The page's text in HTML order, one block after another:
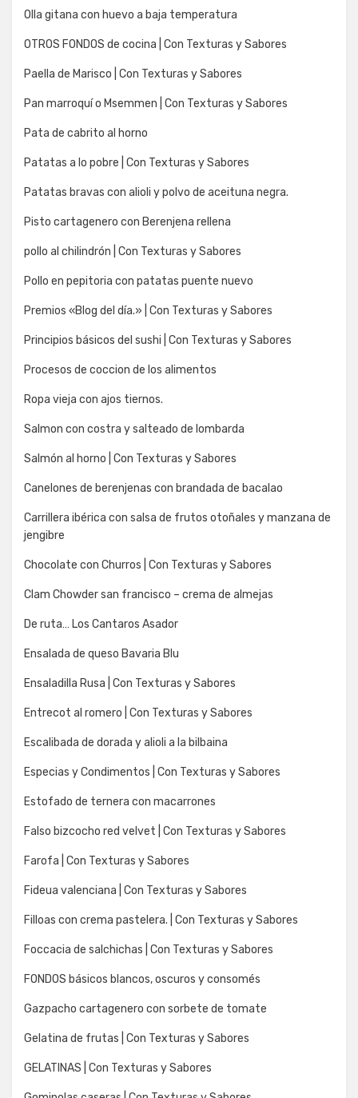
Olla gitana con huevo a baja temperatura
OTROS FONDOS de cocina | Con Texturas y Sabores
Paella de Marisco | Con Texturas y Sabores
Pan marroquí o Msemmen | Con Texturas y Sabores
Pata de cabrito al horno
Patatas a lo pobre | Con Texturas y Sabores
Patatas bravas con alioli y polvo de aceituna negra.
Pisto cartagenero con Berenjena rellena
pollo al chilindrón | Con Texturas y Sabores
Pollo en pepitoria con patatas puente nuevo
Premios «Blog del día.» | Con Texturas y Sabores
Principios básicos del sushi | Con Texturas y Sabores
Procesos de coccion de los alimentos
Ropa vieja con ajos tiernos.
Salmon con costra y salteado de lombarda
Salmón al horno | Con Texturas y Sabores
Canelones de berenjenas con brandada de bacalao
Carrillera ibérica con salsa de frutos otoñales y manzana de
jengibre
Chocolate con Churros | Con Texturas y Sabores
Clam Chowder san francisco – crema de almejas
De ruta… Los Cantaros Asador
Ensalada de queso Bavaria Blu
Ensaladilla Rusa | Con Texturas y Sabores
Entrecot al romero | Con Texturas y Sabores
Escalibada de dorada y alioli a la bilbaina
Especias y Condimentos | Con Texturas y Sabores
Estofado de ternera con macarrones
Falso bizcocho red velvet | Con Texturas y Sabores
Farofa | Con Texturas y Sabores
Fideua valenciana | Con Texturas y Sabores
Filloas con crema pastelera. | Con Texturas y Sabores
Foccacia de salchichas | Con Texturas y Sabores
FONDOS básicos blancos, oscuros y consomés
Gazpacho cartagenero con sorbete de tomate
Gelatina de frutas | Con Texturas y Sabores
GELATINAS | Con Texturas y Sabores